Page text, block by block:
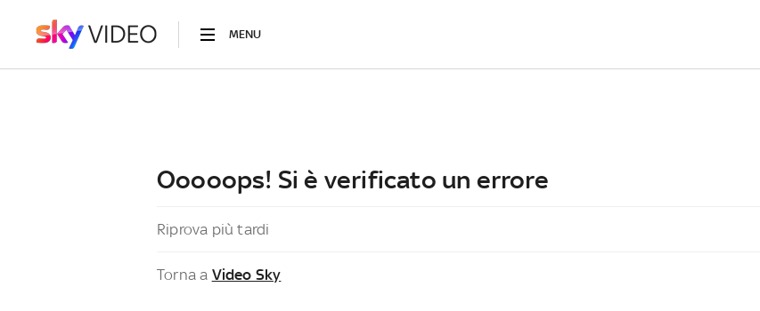
MENU
Ooooops! Si è verificato un errore
Riprova più tardi
Torna a Video Sky